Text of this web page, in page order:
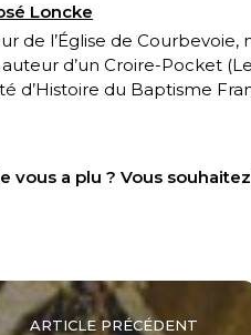
Loncke
de l’Église de
auteur d’un Croire-Pocket (
d’Histoire du Baptisme
vous a plu ? Vous
ARTICLE PRÉCÉDENT